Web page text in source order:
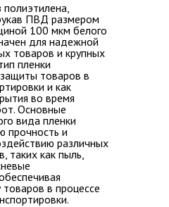
полиэтилена,
ПВД размером
100 мкм белого
для надежной
товаров и крупных
пленки
товаров в
и как
во время
Основные
вида пленки
прочность и
различных
таких как пыль,
в процессе